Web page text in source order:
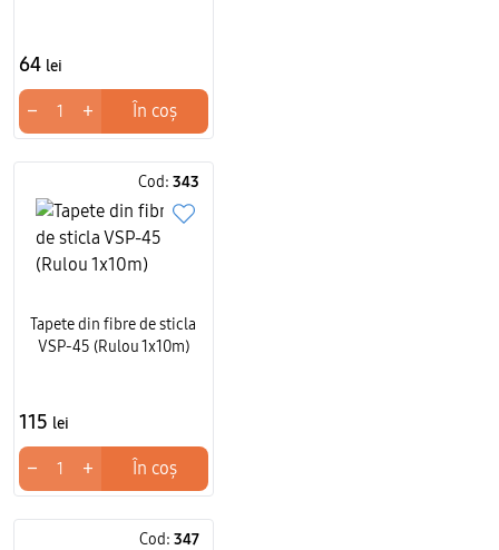
64 lei
− + În coș
Cod: 343
Tapete din fibre de sticla
VSP-45 (Rulou 1x10m)
115 lei
− + În coș
Cod: 347